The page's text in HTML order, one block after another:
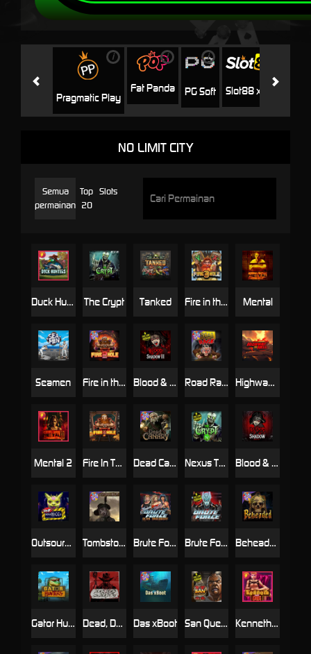
i
Pragmatic Play
i
Fat Panda
i
PG Soft Slot88 x PP
NO LIMIT CITY
Semua
permainan
Top
20
Slots
Seamen
Duck Hunters Fire in the Hole 3
Dead, Dead, or Deader
Highway to Hell
Brute Force
Mental 2
San Quentin 2: Death Row
Blood & Shadow
Blood & Shadow 2
Mental
The Crypt
Outsourced Beheaded
Brute Force: Alien Onslaught
Nexus The Crypt
Gator Hunters Kenneth Must Die
Tombstone RIP
Fire in the Hole 2
Tanked
Fire In The Hole xBomb
Das xBoot
Road Rage
Dead Canary